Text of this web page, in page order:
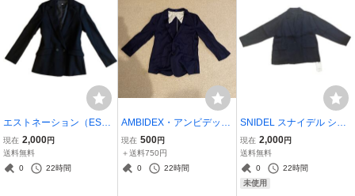
エストネーション（ESTN
ATION） 黒 ブラック テー
ラードジャケット ウー
ル Sサイズ 36サイ
現在 2,000円
送料無料
0
22時間
AMBIDEX・アンビデック
ス・ブラック・フリーサ
イズ・日本製・綿100%・
試着のみ・定価15,540
現在 500円
＋送料750円
0
22時間
SNIDEL スナイデル シア
ージャケット タグ付き
試着のみ サイズ０ ネ
イビー
現在 2,000円
送料無料
0
22時間
未使用